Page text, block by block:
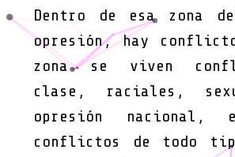
Dentro de esa zona
opresión, hay
zona se viven
clase, raciales,
opresión nacional,
conflictos de todo